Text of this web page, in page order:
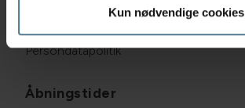
Kun nødvendige cookies
Persondatapolitik
Åbningstider